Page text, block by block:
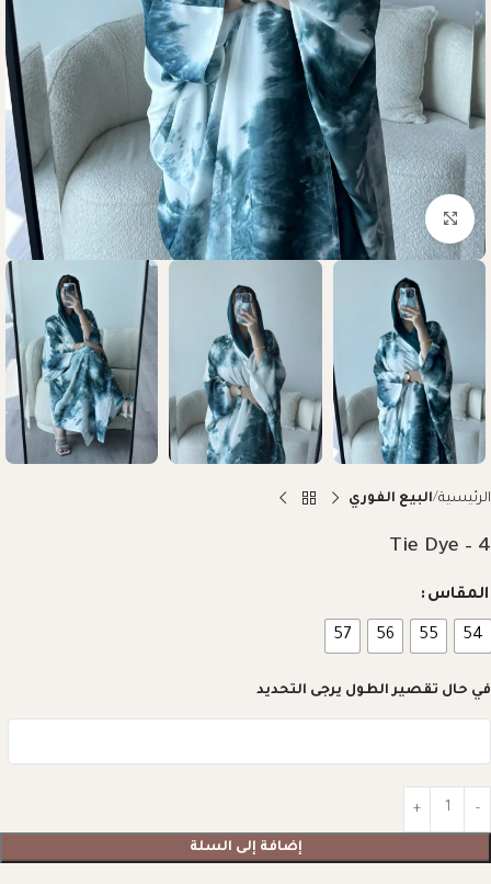
Click to enlarge
الرئيسية البيع الفوري
Tie Dye – 4
المقاس
54
55
56
57
في حال تقصير الطول يرجى التحديد
إضافة إلى السلة